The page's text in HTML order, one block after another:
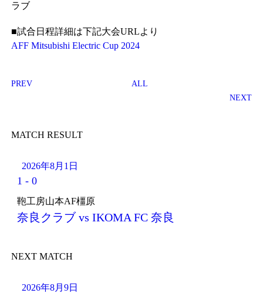
ラブ
■試合日程詳細は下記大会URLより
AFF Mitsubishi Electric Cup 2024
PREV
ALL
NEXT
MATCH RESULT
2026年8月1日
1 -0
鞄工房山本AF橿原
奈良クラブ vs IKOMA FC 奈良
NEXT MATCH
2026年8月9日